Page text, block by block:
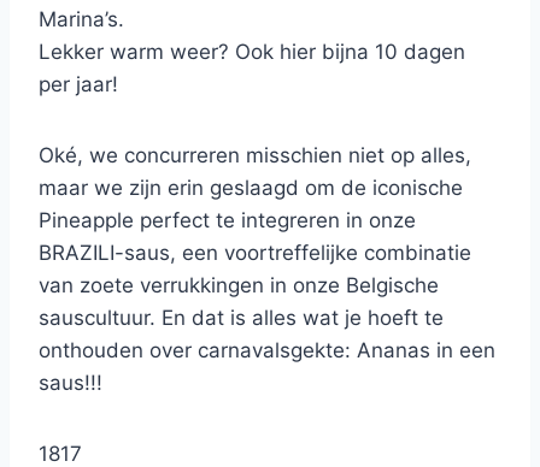
Marina’s.
Lekker warm weer? Ook hier bijna 10 dagen
per jaar!
Oké, we concurreren misschien niet op alles,
maar we zijn erin geslaagd om de iconische
Pineapple perfect te integreren in onze
BRAZILI-saus, een voortreffelijke combinatie
van zoete verrukkingen in onze Belgische
sauscultuur. En dat is alles wat je hoeft te
onthouden over carnavalsgekte: Ananas in een
saus!!!
1817